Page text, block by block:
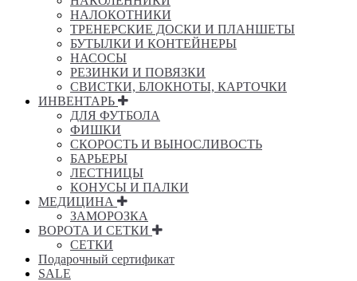
НАЛОКОТНИКИ
ТРЕНЕРСКИЕ ДОСКИ И ПЛАНШЕТЫ
БУТЫЛКИ И КОНТЕЙНЕРЫ
НАСОСЫ
РЕЗИНКИ И ПОВЯЗКИ
СВИСТКИ, БЛОКНОТЫ, КАРТОЧКИ
ИНВЕНТАРЬ
ДЛЯ ФУТБОЛА
ФИШКИ
СКОРОСТЬ И ВЫНОСЛИВОСТЬ
БАРЬЕРЫ
ЛЕСТНИЦЫ
КОНУСЫ И ПАЛКИ
МЕДИЦИНА
ЗАМОРОЗКА
ВОРОТА И СЕТКИ
СЕТКИ
Подарочный сертификат
SALE